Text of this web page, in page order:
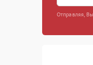
Отправляя,